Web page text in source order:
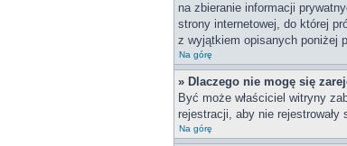
na zbieranie informacji
strony internetowej, do której
z wyjątkiem opisanych poniżej
Na górę
» Dlaczego nie mogę się
Być może właściciel witryny
rejestracji, aby nie
Na górę